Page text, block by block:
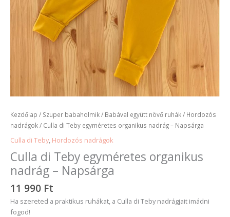
Kezdőlap / Szuper babaholmik/ Babával együtt növő ruhák/ Hordozós
nadrágok/ Culla di Teby egyméretes organikus nadrág – Napsárga
Culla di Teby, Hordozós nadrágok
Culla di Teby egyméretes organikus
nadrág – Napsárga
11 990 Ft
Ha szereted a praktikus ruhákat, a Culla di Teby nadrágjait imádni
fogod!